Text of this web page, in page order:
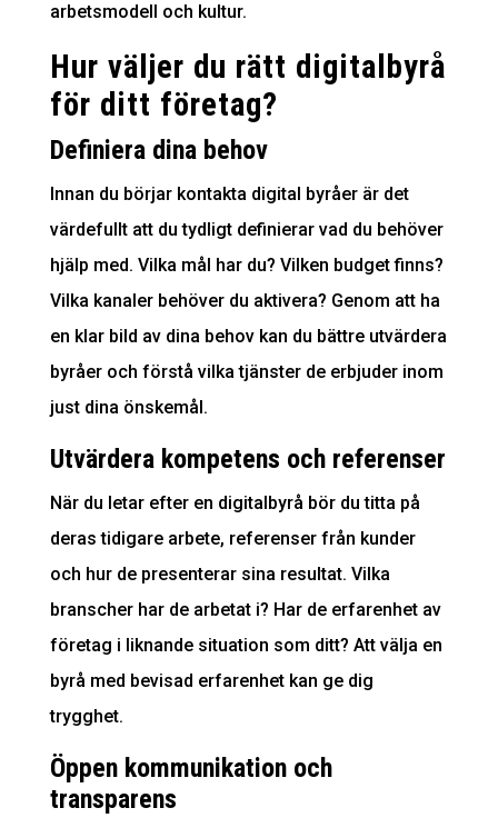
arbetsmodell och kultur.
Hur väljer du rätt digitalbyrå
för ditt företag?
Definiera dina behov
Innan du börjar kontakta digital byråer är det
värdefullt att du tydligt definierar vad du behöver
hjälp med. Vilka mål har du? Vilken budget finns?
Vilka kanaler behöver du aktivera? Genom att ha
en klar bild av dina behov kan du bättre utvärdera
byråer och förstå vilka tjänster de erbjuder inom
just dina önskemål.
Utvärdera kompetens och referenser
När du letar efter en digitalbyrå bör du titta på
deras tidigare arbete, referenser från kunder
och hur de presenterar sina resultat. Vilka
branscher har de arbetat i? Har de erfarenhet av
företag i liknande situation som ditt? Att välja en
byrå med bevisad erfarenhet kan ge dig
trygghet.
Öppen kommunikation och
transparens